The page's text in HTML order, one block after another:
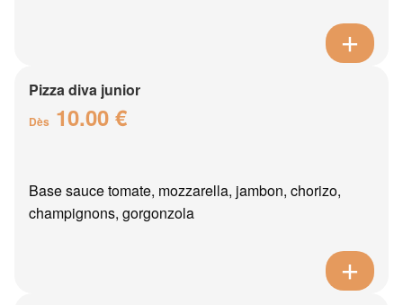
Pizza diva junior
Dès 10.00 €
Base sauce tomate, mozzarella, jambon, chorizo,
champignons, gorgonzola